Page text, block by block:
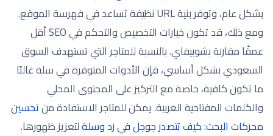
بشكل عام، وتوفر بنية URL نظيفة تساعد في فهرسة الموقع.
ومع ذلك، قد تكون خيارات التخصيص والتحكم في SEO أقل
عمقًا مقارنة بشوبيفاي. بالنسبة للمتاجر التي تستهدف السوق
السعودي بشكل أساسي، فإن الأدوات المتوفرة في سلة غالبًا
ما تكون كافية، خاصة مع التركيز على المحتوى المحلي
والكلمات المفتاحية العربية. يمكن للمتاجر الاستفادة منتحسين
محركات البحث: كيف تتصدر جوجل في زد وسلةلتعزيز ظهورها.